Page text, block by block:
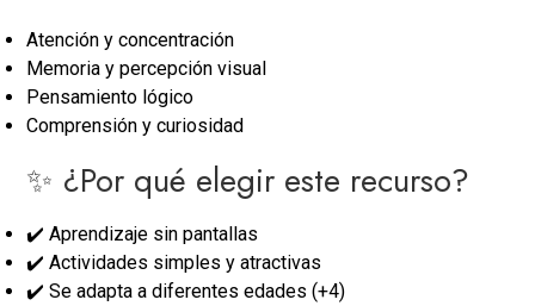
Atención y concentración
Memoria y percepción visual
Pensamiento lógico
Comprensión y curiosidad
✨ ¿Por qué elegir este recurso?
✔️ Aprendizaje sin pantallas
✔️ Actividades simples y atractivas
✔️ Se adapta a diferentes edades (+4)